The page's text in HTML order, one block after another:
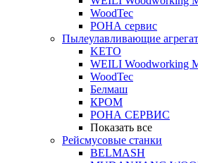
WoodTec
РОНА сервис
Пылеулавливающие
KETO
WEILI Woodworking
WoodTec
Белмаш
КРОМ
РОНА СЕРВИС
Показать все
Рейсмусовые станки
BELMASH